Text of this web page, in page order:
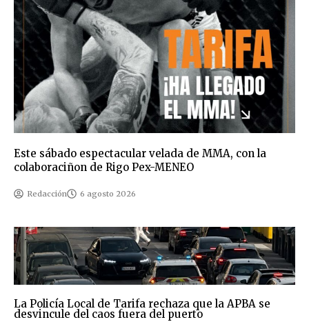
Este sábado espectacular velada de MMA, con la
colaboraciñon de Rigo Pex-MENEO
Redacción 6 agosto 2026
La Policía Local de Tarifa rechaza que la APBA se
desvincule del caos fuera del puerto